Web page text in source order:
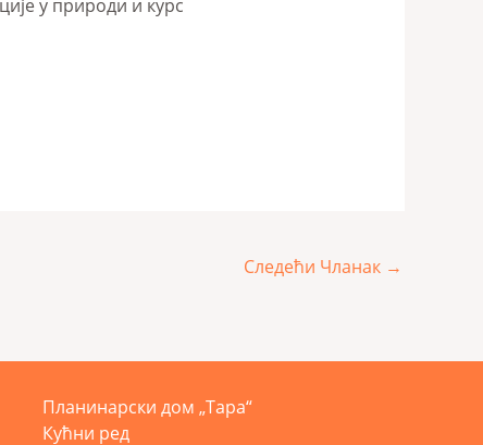
у природи и курс
Следећи Чланак →
Планинарски дом „Тара“
Кућни ред